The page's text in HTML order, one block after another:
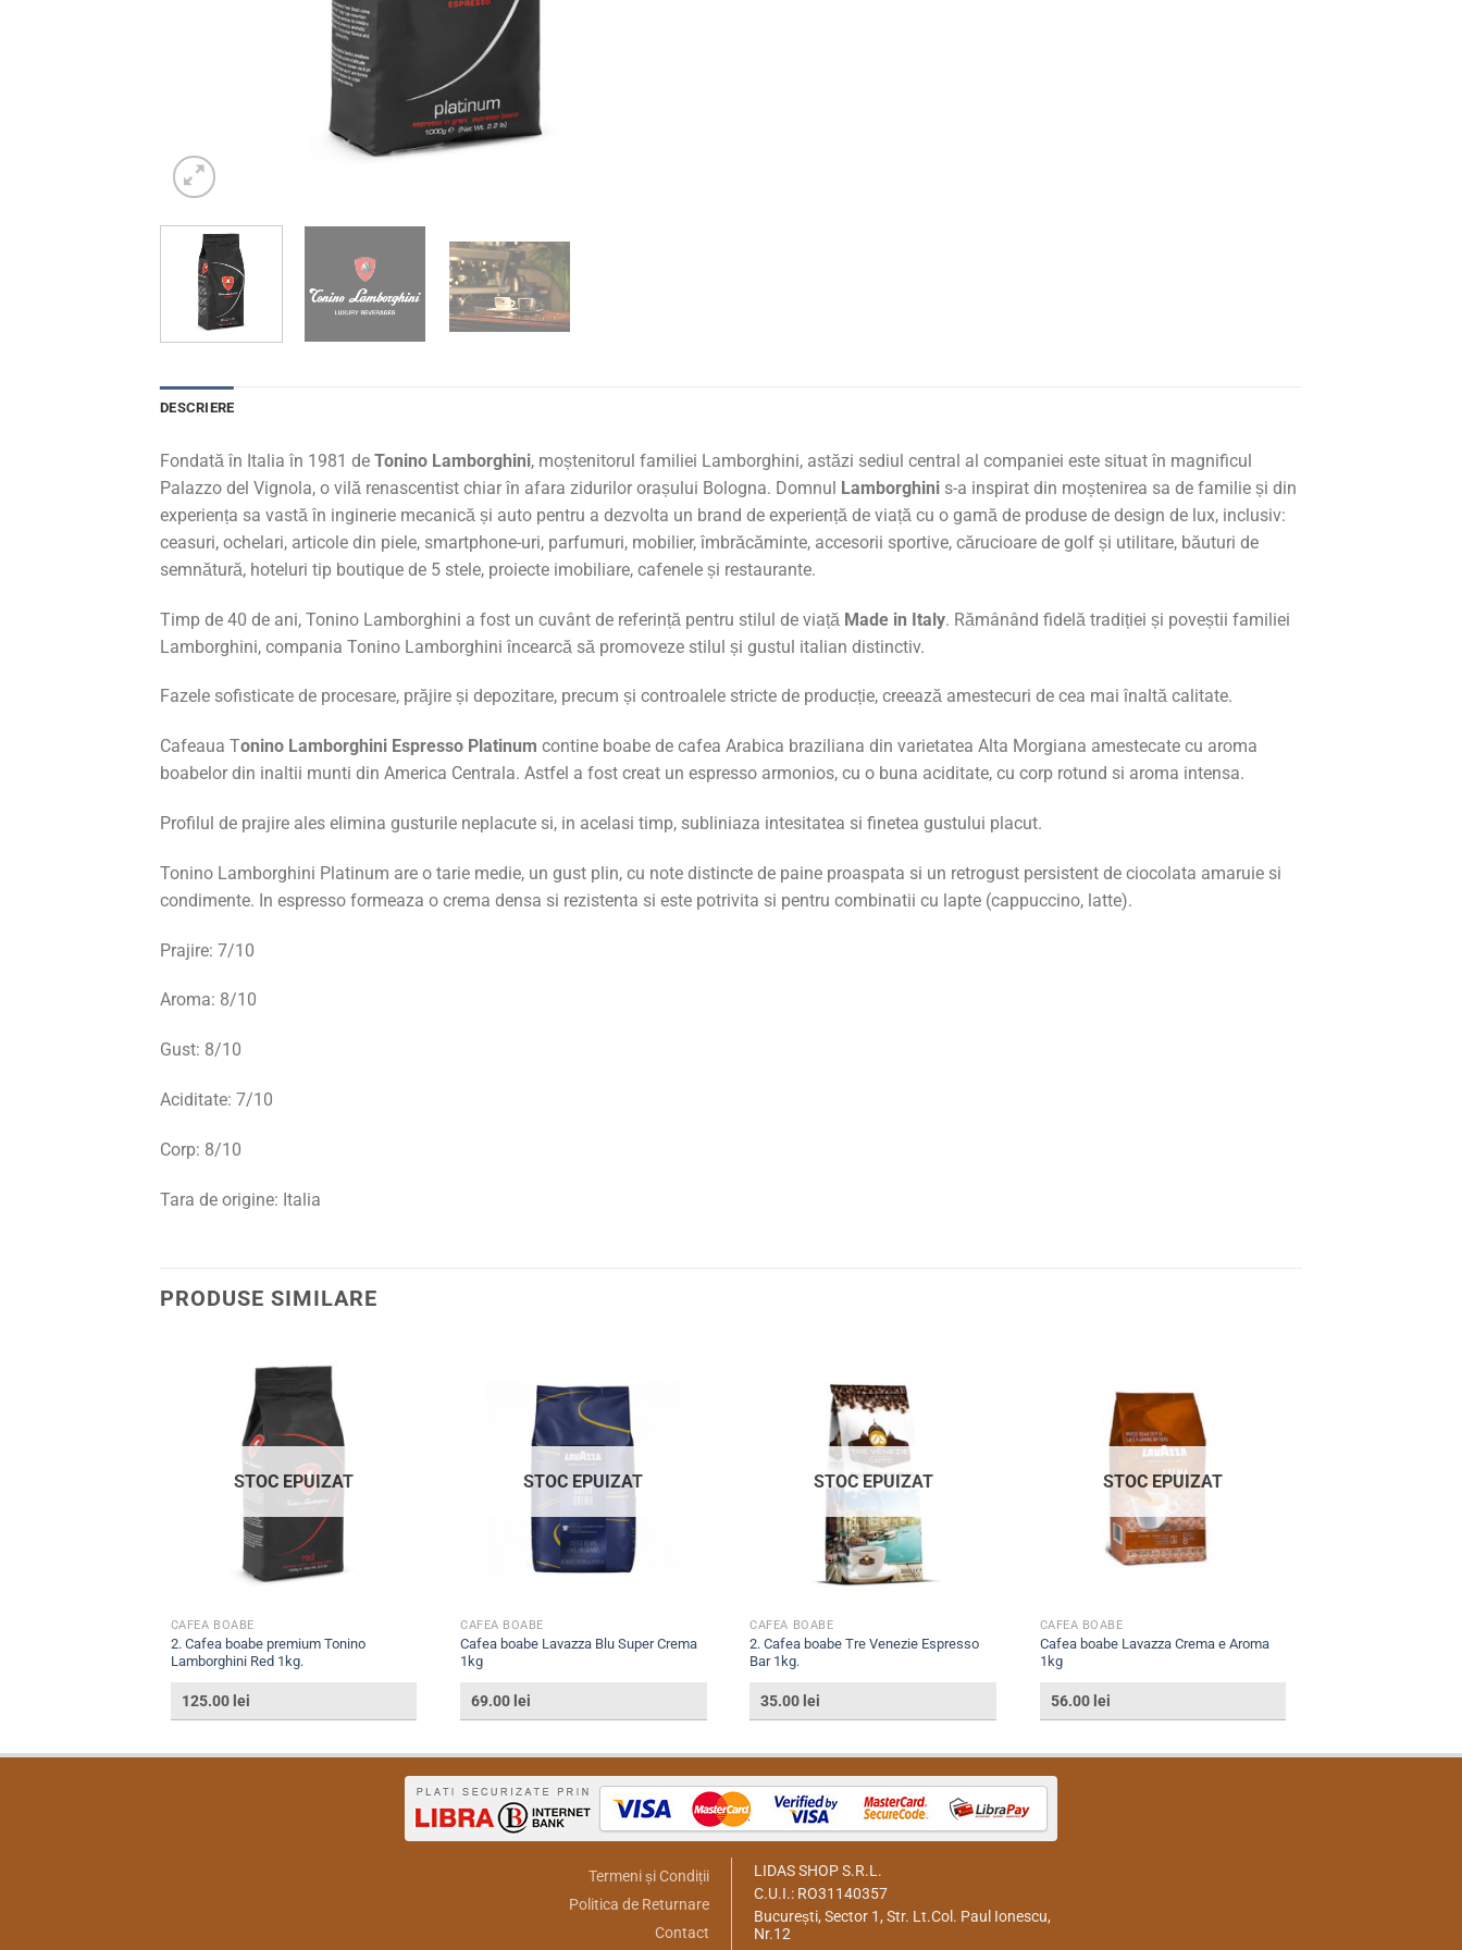
DESCRIERE
Fondată în Italia în 1981 de Tonino Lamborghini, moștenitorul familiei Lamborghini, astăzi sediul central al companiei este situat în magnificul
Palazzo del Vignola, o vilă renascentist chiar în afara zidurilor orașului Bologna. Domnul Lamborghini s-a inspirat din moștenirea sa de familie și din
experiența sa vastă în inginerie mecanică și auto pentru a dezvolta un brand de experiență de viață cu o gamă de produse de design de lux, inclusiv:
ceasuri, ochelari, articole din piele, smartphone-uri, parfumuri, mobilier, îmbrăcăminte, accesorii sportive, cărucioare de golf și utilitare, băuturi de
semnătură, hoteluri tip boutique de 5 stele, proiecte imobiliare, cafenele și restaurante.
Timp de 40 de ani, Tonino Lamborghini a fost un cuvânt de referință pentru stilul de viață Made in Italy. Rămânând fidelă tradiției și poveștii familiei
Lamborghini, compania Tonino Lamborghini încearcă să promoveze stilul și gustul italian distinctiv.
Fazele sofisticate de procesare, prăjire și depozitare, precum și controalele stricte de producție, creează amestecuri de cea mai înaltă calitate.
Cafeaua Tonino Lamborghini Espresso Platinum contine boabe de cafea Arabica braziliana din varietatea Alta Morgiana amestecate cu aroma
boabelor din inaltii munti din America Centrala. Astfel a fost creat un espresso armonios, cu o buna aciditate, cu corp rotund si aroma intensa.
Profilul de prajire ales elimina gusturile neplacute si, in acelasi timp, subliniaza intesitatea si finetea gustului placut.
Tonino Lamborghini Platinum are o tarie medie, un gust plin, cu note distincte de paine proaspata si un retrogust persistent de ciocolata amaruie si
condimente. In espresso formeaza o crema densa si rezistenta si este potrivita si pentru combinatii cu lapte (cappuccino, latte).
Prajire: 7/10
Aroma: 8/10
Gust: 8/10
Aciditate: 7/10
Corp: 8/10
Tara de origine: Italia
PRODUSE SIMILARE
STOC EPUIZAT
CAFEA BOABE
2. Cafea boabe premium Tonino
Lamborghini Red 1kg.
125.00 lei
STOC EPUIZAT
CAFEA BOABE
Cafea boabe Lavazza Blu Super Crema
1kg
69.00 lei
STOC EPUIZAT
CAFEA BOABE
2. Cafea boabe Tre Venezie Espresso
Bar 1kg.
35.00 lei
STOC EPUIZAT
CAFEA BOABE
Cafea boabe Lavazza Crema e Aroma
1kg
56.00 lei
Termeni și Condiții
Politica de Returnare
Contact
LIDAS SHOP S.R.L.
C.U.I.: RO31140357
București, Sector 1, Str. Lt.Col. Paul Ionescu,
Nr.12